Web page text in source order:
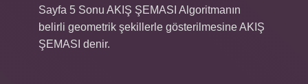
Sayfa 5 Sonu AKIŞ ŞEMASI Algoritmanın
belirli geometrik şekillerle gösterilmesine AKIŞ
ŞEMASI denir.